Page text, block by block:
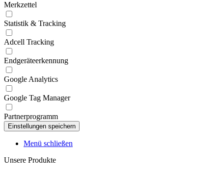
Merkzettel
Statistik & Tracking
Adcell Tracking
Endgeräteerkennung
Google Analytics
Google Tag Manager
Partnerprogramm
Menü schließen
Unsere Produkte